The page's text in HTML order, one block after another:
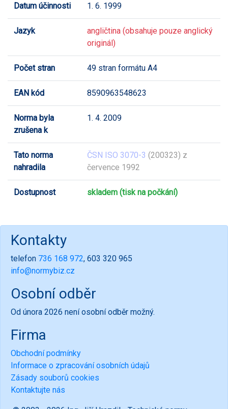
Datum účinnosti 1. 6. 1999
Jazyk
angličtina (obsahuje pouze anglický
originál)
Počet stran 49 stran formátu A4
EAN kód 8590963548623
Norma byla
zrušena k
1. 4. 2009
Tato norma
nahradila
ČSN ISO 3070-3 (200323) z
července 1992
Dostupnost skladem (tisk na počkání)
Kontakty
telefon 736 168 972, 603 320 965
info@normybiz.cz
Osobní odběr
Od února 2026 není osobní odběr možný.
Firma
Obchodní podmínky
Informace o zpracování osobních údajů
Zásady souborů cookies
Kontaktujte nás